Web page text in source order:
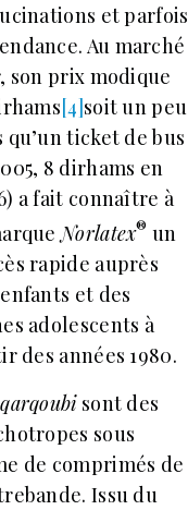
et parfois
Au marché
son prix modique
[4]soit un peu
qu’un ticket de bus
8 dirhams en
a fait connaître à
Norlatex® un
rapide auprès
et des
adolescents à
des années 1980.
qarqoubisont des
sous
de comprimés de
Issu du